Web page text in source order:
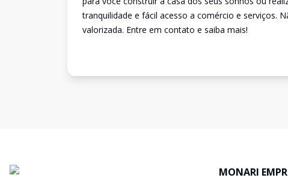
tranquilidade e fácil acesso a comércio e serviços.
valorizada. Entre em contato e saiba mais!
MONARI